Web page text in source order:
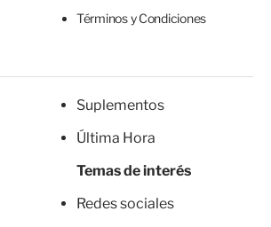
Términos y Condiciones
Suplementos
Última Hora
Temas de interés
Redes sociales